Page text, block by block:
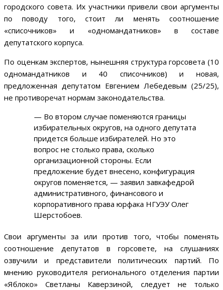
городского совета. Их участники привели свои аргументы
по поводу того, стоит ли менять соотношение
«списочников» и «одномандатников» в составе
депутатского корпуса.
По оценкам экспертов, нынешняя структура горсовета (10
одномандатников и 40 списочников) и новая,
предложенная депутатом Евгением Лебедевым (25/25),
не противоречат нормам законодательства.
— Во втором случае поменяются границы
избирательных округов, на одного депутата
придется больше избирателей. Но это
вопрос не столько права, сколько
организационной стороны. Если
предложение будет внесено, конфигурация
округов поменяется, — заявил завкафедрой
административного, финансового и
корпоративного права юрфака НГУЭУ Олег
Шерстобоев.
Свои аргументы за или против того, чтобы поменять
соотношение депутатов в горсовете, на слушаниях
озвучили и представители политических партий. По
мнению руководителя регионального отделения партии
«Яблоко» Светланы Каверзиной, следует не только